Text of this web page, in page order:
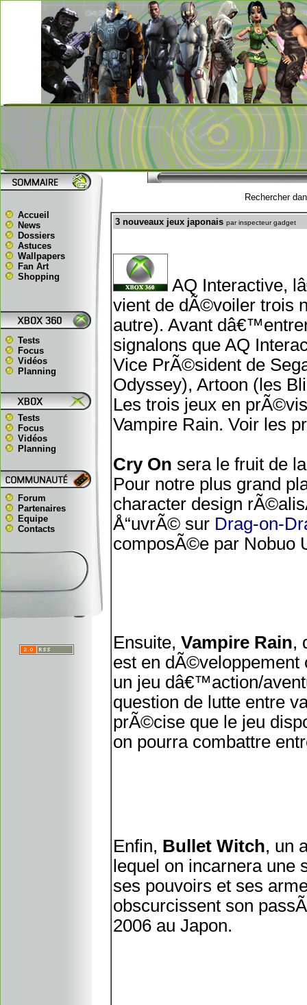
Accueil
News
Dossiers
Astuces
Wallpapers
Fan Art
Shopping
Tests
Focus
Vidéos
Planning
Tests
Focus
Vidéos
Planning
Forum
Partenaires
Equipe
Contacts
Rechercher
3 nouveaux jeux japonais par inspecteur gadget
AQ Interactive,
vient de dÃ©voiler trois
autre). Avant
signalons que AQ
Vice PrÃ©sident de
Odyssey), Artoon (les
Les trois jeux en
Vampire Rain. Voir les
Cry On sera le fruit de
Pour notre plus grand
character design
Å“uvrÃ© sur Drag-on-
composÃ©e par Nobuo
Ensuite, Vampire Rain,
est en dÃ©veloppement
un jeu dâ€™action/
question de lutte entre
prÃ©cise que le jeu
on pourra combattre
Enfin, Bullet Witch, un
lequel on incarnera
ses pouvoirs et ses
obscurcissent son
2006 au Japon.